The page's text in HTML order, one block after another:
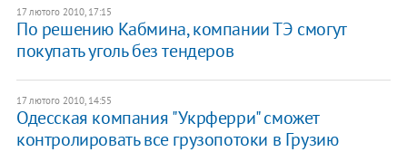
17 лютого 2010, 17:15
По решению Кабмина, компании ТЭ смогут
покупать уголь без тендеров
17 лютого 2010, 14:55
Одесская компания "Укрферри" сможет
контролировать все грузопотоки в Грузию